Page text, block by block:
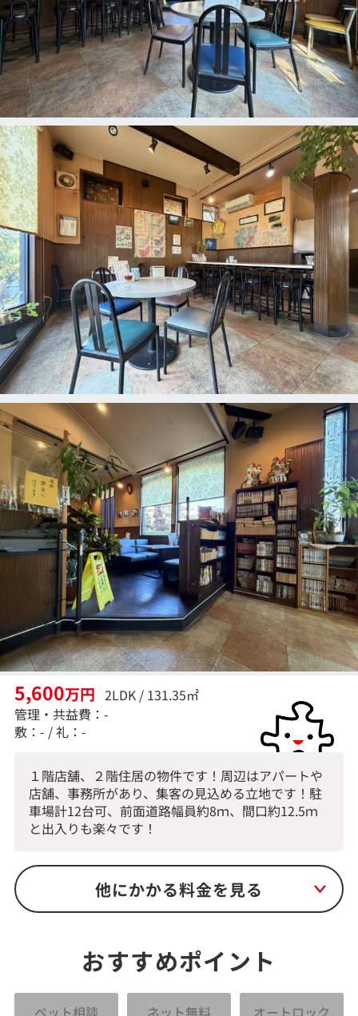
5,600万円 2LDK / 131.35㎡
管理・共益費：-
敷：- / 礼：-
１階店舗、２階住居の物件です！周辺はアパートや
店舗、事務所があり、集客の見込める立地です！駐
車場計12台可、前面道路幅員約8ｍ、間口約12.5ｍ
と出入りも楽々です！
他にかかる料金を見る
おすすめポイント
ペット相談 ネット無料 オートロック